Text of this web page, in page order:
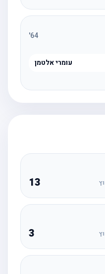
64
'
עומרי אלטמן
13